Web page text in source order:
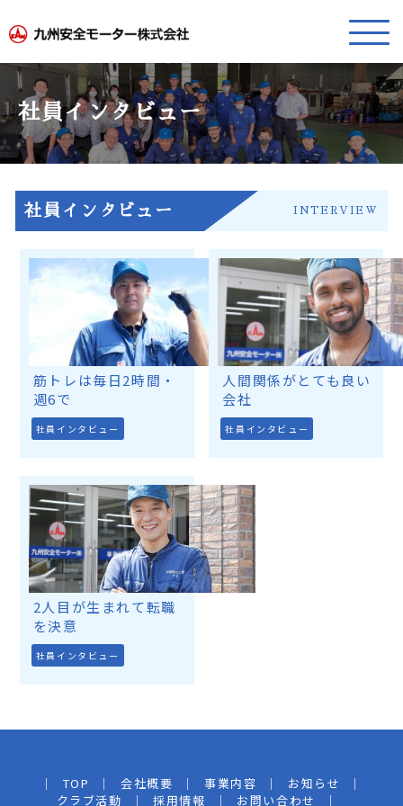
社員インタビュー
社員インタビュー INTERVIEW
筋トレは毎日2時間・
週6で
社員インタビュー
人間関係がとても良い
会社
社員インタビュー
2人目が生まれて転職
を決意
社員インタビュー
TOP 会社概要 事業内容
お知らせ
クラブ活動
採用情報 お問い合わせ